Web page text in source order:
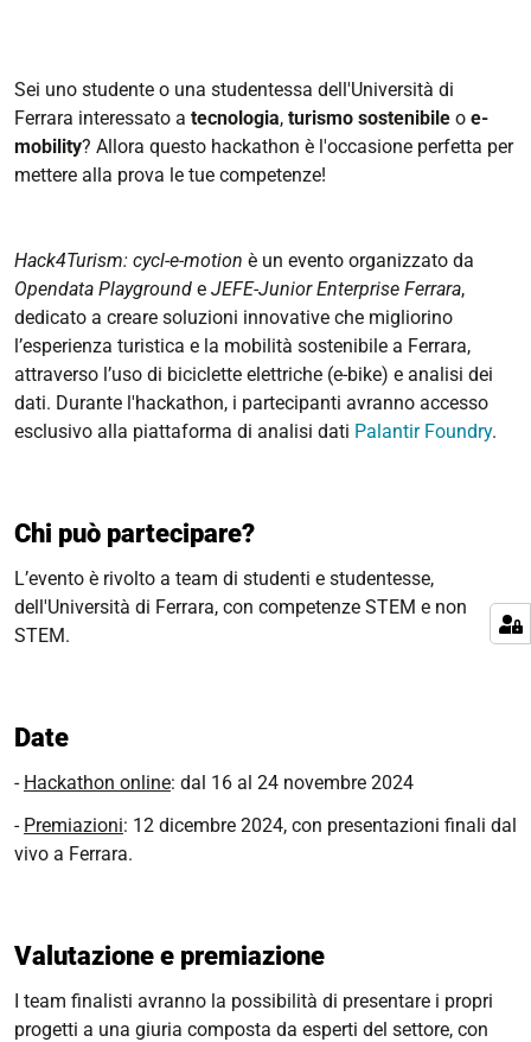
Sei uno studente o una studentessa dell'Università di
Ferrara interessato a tecnologia, turismo sostenibile o e-
mobility? Allora questo hackathon è l'occasione perfetta per
mettere alla prova le tue competenze!
Hack4Turism: cycl-e-motion è un evento organizzato da
Opendata Playground e JEFE-Junior Enterprise Ferrara,
dedicato a creare soluzioni innovative che migliorino
l’esperienza turistica e la mobilità sostenibile a Ferrara,
attraverso l’uso di biciclette elettriche (e-bike) e analisi dei
dati. Durante l'hackathon, i partecipanti avranno accesso
esclusivo alla piattaforma di analisi dati Palantir Foundry.
Chi può partecipare?
L’evento è rivolto a team di studenti e studentesse,
dell'Università di Ferrara, con competenze STEM e non
STEM.
Date
- Hackathon online: dal 16 al 24 novembre 2024
- Premiazioni: 12 dicembre 2024, con presentazioni finali dal
vivo a Ferrara.
Valutazione e premiazione
I team finalisti avranno la possibilità di presentare i propri
progetti a una giuria composta da esperti del settore, con